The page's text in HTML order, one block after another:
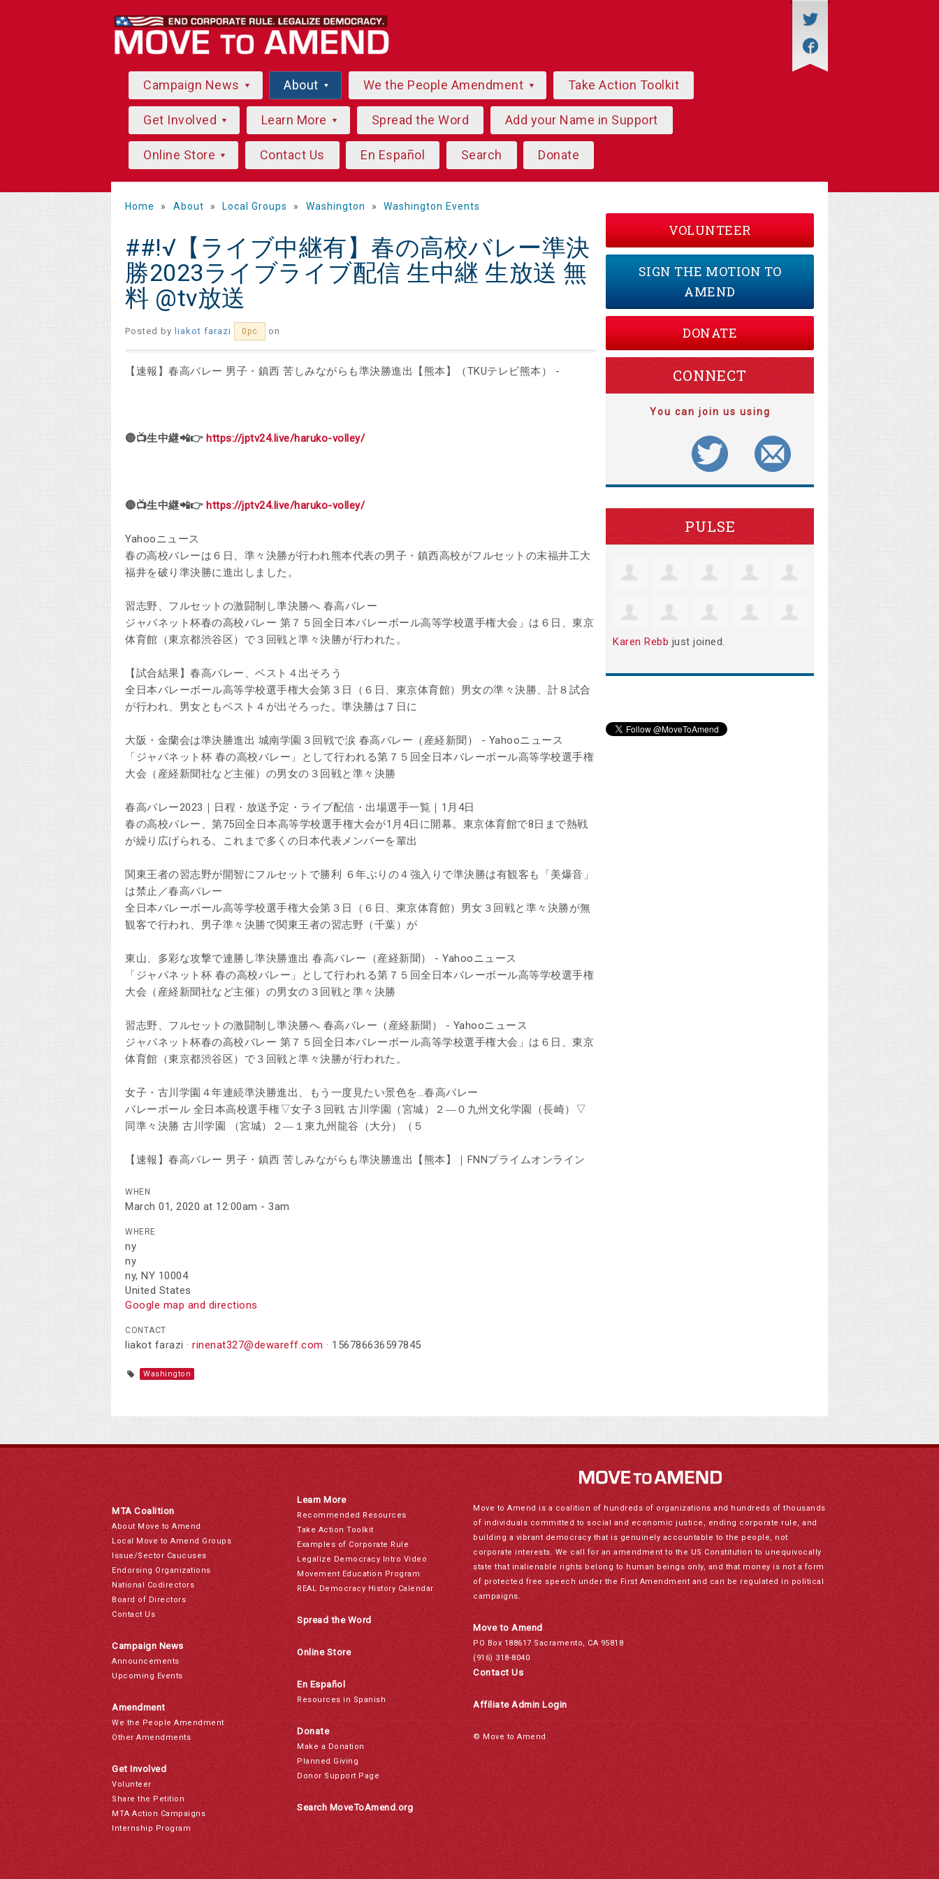
Campaign News About We the People Amendment Take Action Toolkit
Get Involved Learn More Spread the Word Add your Name in Support
Online Store Contact Us En Español Search Donate
Home » About » Local Groups » Washington » Washington Events
##!√【ライブ中継有】春の高校バレー準決
勝2023ライブライブ配信 生中継 生放送 無
料 @tv放送
Posted by liakot farazi 0pc on
【速報】春高バレー 男子・鎮西 苦しみながらも準決勝進出【熊本】（TKUテレビ熊本） -
🔴📺生中継📲👉 https://jptv24.live/haruko-volley/
🔴📺生中継📲👉 https://jptv24.live/haruko-volley/
Yahooニュース
春の高校バレーは６日、準々決勝が行われ熊本代表の男子・鎮西高校がフルセットの末福井工大
福井を破り準決勝に進出しました。
習志野、フルセットの激闘制し準決勝へ 春高バレー
ジャパネット杯春の高校バレー 第７５回全日本バレーボール高等学校選手権大会」は６日、東京
体育館（東京都渋谷区）で３回戦と準々決勝が行われた。
【試合結果】春高バレー、ベスト４出そろう
全日本バレーボール高等学校選手権大会第３日（６日、東京体育館）男女の準々決勝、計８試合
が行われ、男女ともベスト４が出そろった。準決勝は７日に
大阪・金蘭会は準決勝進出 城南学園３回戦で涙 春高バレー（産経新聞） - Yahooニュース
「ジャパネット杯 春の高校バレー」として行われる第７５回全日本バレーボール高等学校選手権
大会（産経新聞社など主催）の男女の３回戦と準々決勝
春高バレー2023｜日程・放送予定・ライブ配信・出場選手一覧｜1月4日
春の高校バレー、第75回全日本高等学校選手権大会が1月4日に開幕。東京体育館で8日まで熱戦
が繰り広げられる。これまで多くの日本代表メンバーを輩出
関東王者の習志野が開智にフルセットで勝利 ６年ぶりの４強入りで準決勝は有観客も「美爆音」
は禁止／春高バレー
全日本バレーボール高等学校選手権大会第３日（６日、東京体育館）男女３回戦と準々決勝が無
観客で行われ、男子準々決勝で関東王者の習志野（千葉）が
東山、多彩な攻撃で連勝し準決勝進出 春高バレー（産経新聞） - Yahooニュース
「ジャパネット杯 春の高校バレー」として行われる第７５回全日本バレーボール高等学校選手権
大会（産経新聞社など主催）の男女の３回戦と準々決勝
習志野、フルセットの激闘制し準決勝へ 春高バレー（産経新聞） - Yahooニュース
ジャパネット杯春の高校バレー 第７５回全日本バレーボール高等学校選手権大会」は６日、東京
体育館（東京都渋谷区）で３回戦と準々決勝が行われた。
女子・古川学園４年連続準決勝進出、もう一度見たい景色を…春高バレー
バレーボール 全日本高校選手権▽女子３回戦 古川学園（宮城）２―０九州文化学園（長崎）▽
同準々決勝 古川学園 （宮城）２―１東九州龍谷（大分）（５
【速報】春高バレー 男子・鎮西 苦しみながらも準決勝進出【熊本】｜FNNプライムオンライン
WHEN
March 01, 2020 at 12:00am - 3am
WHERE
ny
ny
ny, NY 10004
United States
Google map and directions
CONTACT
liakot farazi · rinenat327@dewareff.com · 156786636597845
Washington
VOLUNTEER
SIGN THE MOTION TO
AMEND
DONATE
CONNECT
You can join us using
PULSE
Karen Rebb just joined.
MTA Coalition
About Move to Amend
Local Move to Amend Groups
Issue/Sector Caucuses
Endorsing Organizations
National Codirectors
Board of Directors
Contact Us
Campaign News
Announcements
Upcoming Events
Amendment
We the People Amendment
Other Amendments
Get Involved
Volunteer
Share the Petition
MTA Action Campaigns
Internship Program
Learn More
Recommended Resources
Take Action Toolkit
Examples of Corporate Rule
Legalize Democracy Intro Video
Movement Education Program
REAL Democracy History Calendar
Spread the Word
Online Store
En Español
Resources in Spanish
Donate
Make a Donation
Planned Giving
Donor Support Page
Search MoveToAmend.org
Move to Amend is a coalition of hundreds of organizations and hundreds of thousands
of individuals committed to social and economic justice, ending corporate rule, and
building a vibrant democracy that is genuinely accountable to the people, not
corporate interests. We call for an amendment to the US Constitution to unequivocally
state that inalienable rights belong to human beings only, and that money is not a form
of protected free speech under the First Amendment and can be regulated in political
campaigns.
Move to Amend
PO Box 188617 Sacramento, CA 95818
(916) 318-8040
Contact Us
Affiliate Admin Login
© Move to Amend